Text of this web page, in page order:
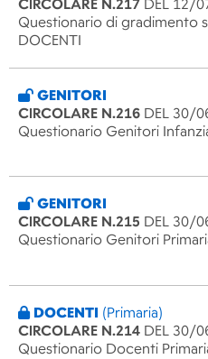
CIRCOLARE N.217 DEL 12/
Questionario di gradimento
DOCENTI
GENITORI
CIRCOLARE N.216 DEL 30/
Questionario Genitori
GENITORI
CIRCOLARE N.215 DEL 30/
Questionario Genitori
DOCENTI (Primaria)
CIRCOLARE N.214 DEL 30/
Questionario Docenti